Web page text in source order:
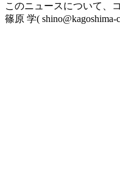
このニュースについて、
篠原 学(